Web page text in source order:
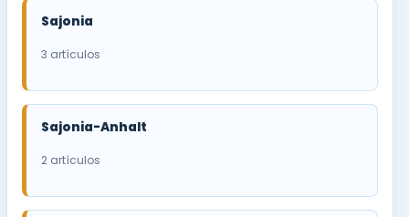
Sajonia
3 artículos
Sajonia-Anhalt
2 artículos